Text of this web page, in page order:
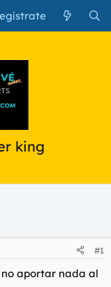
king
#1
no aportar nada al